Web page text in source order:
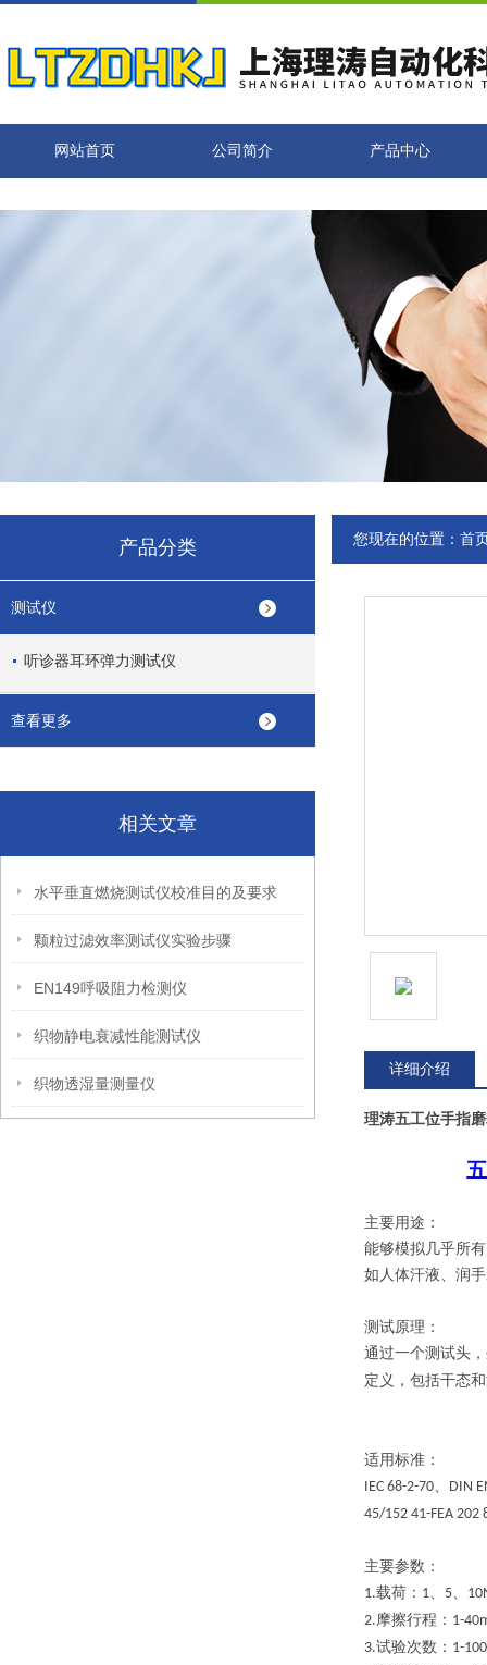
网站首页 公司简介 产品中心
产品分类
测试仪
听诊器耳环弹力测试仪
查看更多
相关文章
水平垂直燃烧测试仪校准目的及要求
颗粒过滤效率测试仪实验步骤
EN149呼吸阻力检测仪
织物静电衰减性能测试仪
织物透湿量测量仪
您现在的位置： 首
详细介绍
理涛五工位手指
主要用途：
能够模拟几乎所
如人体汗液、润
测试原理：
通过一个测试头
定义，包括干态
适用标准：
IEC 68-2-70、 DIN
45/152 41-FEA 202
主要参数：
1.载荷： 1、 5、
2.摩擦行程： 1-
3.试验次数： 1-100